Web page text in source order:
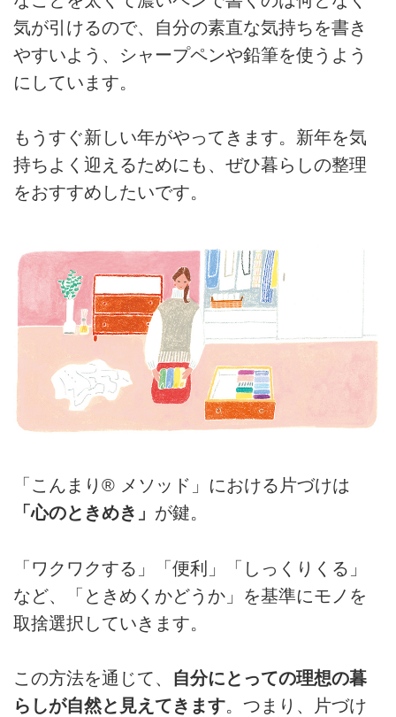
気が引けるので、自分の素直な気持ちを書き
やすいよう、シャープペンや鉛筆を使うよう
にしています。
もうすぐ新しい年がやってきます。新年を気
持ちよく迎えるためにも、ぜひ暮らしの整理
をおすすめしたいです。
「こんまり® メソッド」における片づけは
「心のときめき」 が鍵。
「ワクワクする」「便利」「しっくりくる」
など、「ときめくかどうか」を基準にモノを
取捨選択していきます。
この方法を通じて、 自分にとっての理想の暮
らしが自然と見えてきます。つまり、片づけ